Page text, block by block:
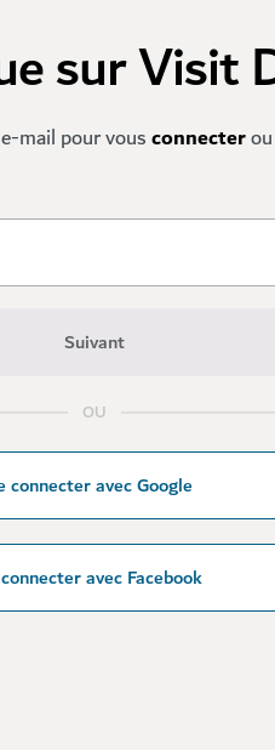
sur Visit
mail pour vousconnecter
Suivant
OU
connecter avec Google
avec Facebook